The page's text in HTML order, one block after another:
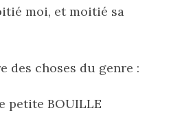
moi, et moitié sa
des choses du genre :
petite BOUILLE